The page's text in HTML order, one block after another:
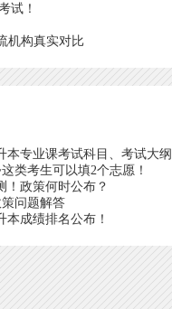
试！
机构真实对比
本专业课考试科目、考试大
类考生可以填2个志愿！
！政策何时公布？
问题解答
本成绩排名公布！